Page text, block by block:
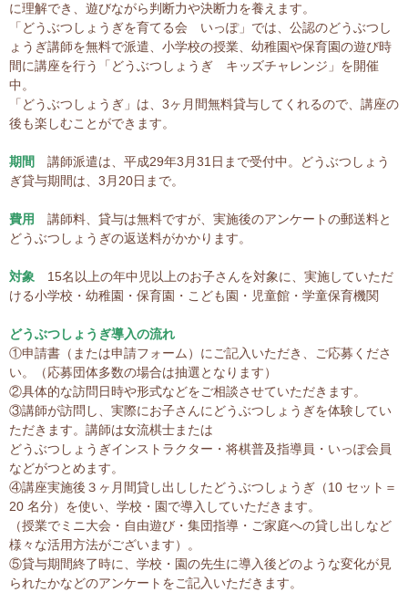
に理解でき、遊びながら判断力や決断力を養えます。
「どうぶつしょうぎを育てる会 いっぽ」では、公認のどうぶつし
ょうぎ講師を無料で派遣、小学校の授業、幼稚園や保育園の遊び時
間に講座を行う「どうぶつしょうぎ キッズチャレンジ」を開催
中。
「どうぶつしょうぎ」は、3ヶ月間無料貸与してくれるので、講座の
後も楽しむことができます。
期間
講師派遣は、平成29年3月31日まで受付中。どうぶつしょう
ぎ貸与期間は、3月20日まで。
費用
講師料、貸与は無料ですが、実施後のアンケートの郵送料と
どうぶつしょうぎの返送料がかかります。
対象 15名以上の年中児以上のお子さんを対象に、実施していただ
ける小学校・幼稚園・保育園・こども園・児童館・学童保育機関
どうぶつしょうぎ導入の流れ
①申請書（または申請フォーム）にご記入いただき、ご応募くださ
い。（応募団体多数の場合は抽選となります）
②具体的な訪問日時や形式などをご相談させていただきます。
③講師が訪問し、実際にお子さんにどうぶつしょうぎを体験してい
ただきます。講師は女流棋士または
どうぶつしょうぎインストラクター・将棋普及指導員・いっぽ会員
などがつとめます。
④講座実施後３ヶ月間貸し出ししたどうぶつしょうぎ（10 セット＝
20 名分）を使い、学校・園で導入していただきます。
（授業でミニ大会・自由遊び・集団指導・ご家庭への貸し出しなど
様々な活用方法がございます）。
⑤貸与期間終了時に、学校・園の先生に導入後どのような変化が見
られたかなどのアンケートをご記入いただきます。